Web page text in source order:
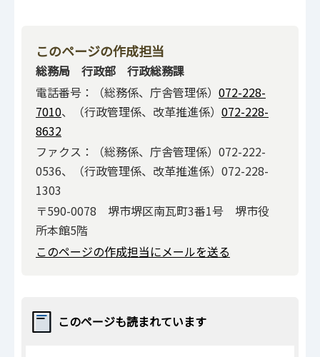
このページの作成担当
総務局 行政部 行政総務課
電話番号：（総務係、庁舎管理係） 072-228-
7010、（行政管理係、改革推進係） 072-228-
8632
ファクス：（総務係、庁舎管理係）072-222-
0536、（行政管理係、改革推進係）072-228-
1303
〒590-0078 堺市堺区南瓦町3番1号 堺市役
所本館5階
このページの作成担当にメールを送る
このページも読まれています